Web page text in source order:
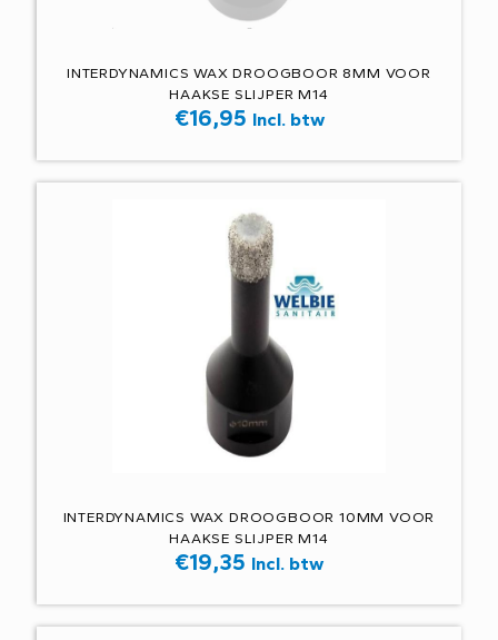
INTERDYNAMICS WAX DROOGBOOR 8MM VOOR
HAAKSE SLIJPER M14
€16,95 Incl. btw
INTERDYNAMICS WAX DROOGBOOR 10MM VOOR
HAAKSE SLIJPER M14
€19,35 Incl. btw